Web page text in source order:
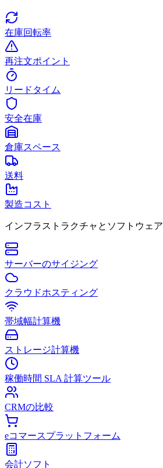
在庫回転率
再注文ポイント
リードタイム
安全在庫
倉庫スペース
送料
製造コスト
インフラストラクチャとソフトウェア
サーバーのサイジング
クラウドホスティング
帯域幅計算機
ストレージ計算機
稼働時間 SLA 計算ツール
CRMの比較
eコマースプラットフォーム
会計ソフト